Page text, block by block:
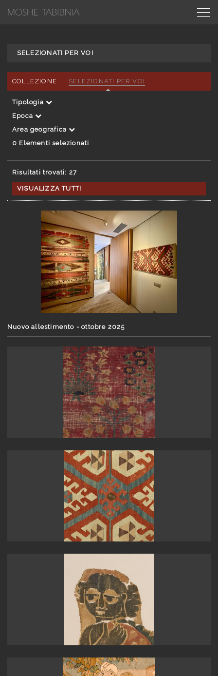
SELEZIONATI PER VOI
COLLEZIONE SELEZIONATI PER VOI
Tipologia
Epoca
Area geografica
0 Elementi selezionati
Risultati trovati: 27
VISUALIZZA TUTTI
Nuovo allestimento - ottobre 2025